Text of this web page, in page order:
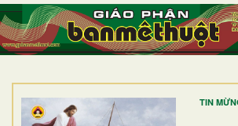
TIN
TRANG NHẤT
GIỚI THIỆU
DÒNG TU